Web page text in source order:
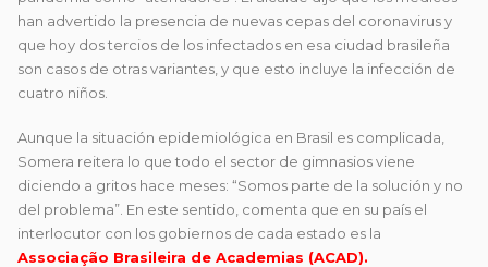
han advertido la presencia de nuevas cepas del coronavirus y
que hoy dos tercios de los infectados en esa ciudad brasileña
son casos de otras variantes, y que esto incluye la infección de
cuatro niños.
Aunque la situación epidemiológica en Brasil es complicada,
Somera reitera lo que todo el sector de gimnasios viene
diciendo a gritos hace meses: “Somos parte de la solución y no
del problema”. En este sentido, comenta que en su país el
interlocutor con los gobiernos de cada estado es la
Associação Brasileira de Academias (ACAD).